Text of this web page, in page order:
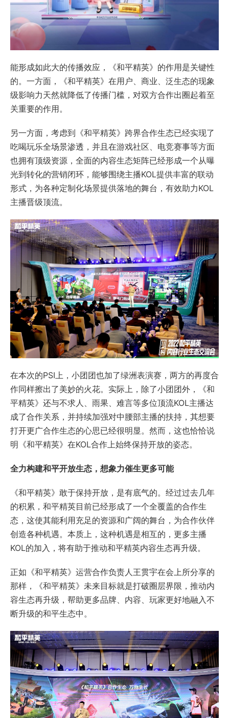
能形成如此大的传播效应，《和平精英》的作用是关键性
的。一方面，《和平精英》在用户、商业、泛生态的现象
级影响力天然就降低了传播门槛，对双方合作出圈起着至
关重要的作用。
另一方面，考虑到《和平精英》跨界合作生态已经实现了
吃喝玩乐全场景渗透，并且在游戏社区、电竞赛事等方面
也拥有顶级资源，全面的内容生态矩阵已经形成一个从曝
光到转化的营销闭环，能够围绕主播KOL提供丰富的联动
形式，为各种定制化场景提供落地的舞台，有效助力KOL
主播晋级顶流。
在本次的PSI上，小团团也加了绿洲表演赛，两方的再度合
作同样擦出了美妙的火花。实际上，除了小团团外，《和
平精英》还与不求人、雨果、难言等多位顶流KOL主播达
成了合作关系，并持续加强对中腰部主播的扶持，其想要
打开更广合作生态的心思已经很明显。然而，这也恰恰说
明《和平精英》在KOL合作上始终保持开放的姿态。
全力构建和平开放生态，想象力催生更多可能
《和平精英》敢于保持开放，是有底气的。经过过去几年
的积累，和平精英目前已经形成了一个全覆盖的合作生
态，这使其能利用充足的资源和广阔的舞台，为合作伙伴
创造各种机遇。本质上，这种机遇是相互的，更多主播
KOL的加入，将有助于推动和平精英内容生态再升级。
正如《和平精英》运营合作负责人王贯宇在会上所分享的
那样，《和平精英》未来目标就是打破圈层界限，推动内
容生态再升级，帮助更多品牌、内容、玩家更好地融入不
断升级的和平生态中。